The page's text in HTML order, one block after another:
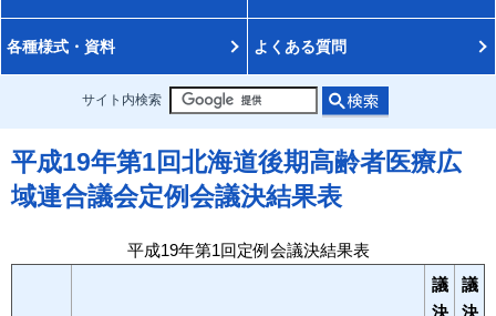
各種様式・資料 よくある質問
サイト内検索
平成19年第1回北海道後期高齢者医療広
域連合議会定例会議決結果表
平成19年第1回定例会議決結果表
議
決
議
決